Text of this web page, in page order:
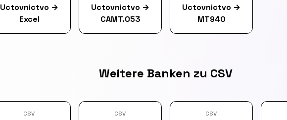
Uctovnictvo →
Excel
Uctovnictvo →
CAMT.053
Uctovnictvo →
MT940
Weitere Banken zu CSV
CSV CSV CSV